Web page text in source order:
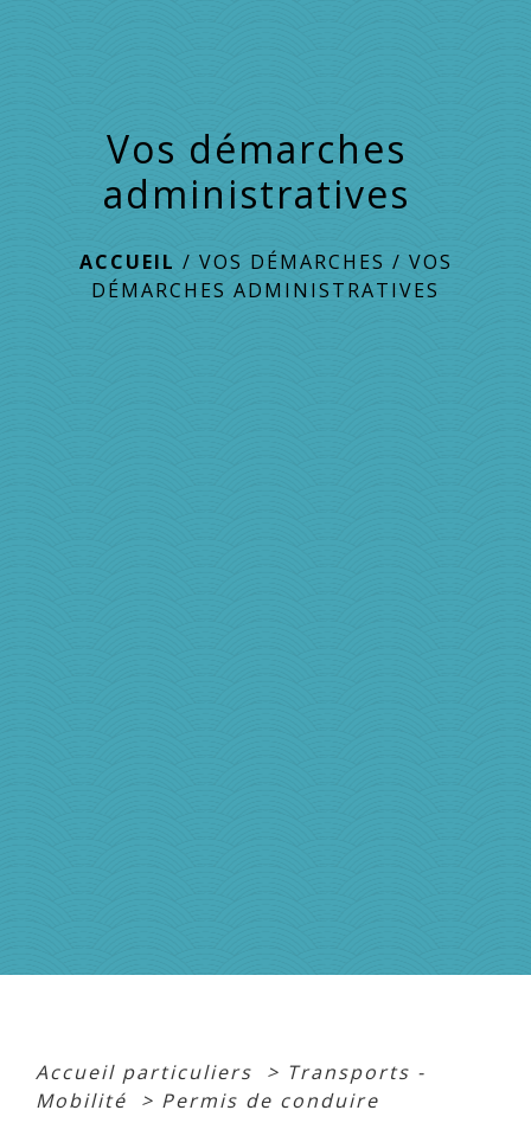
Vos démarches
administratives
ACCUEIL / VOS DÉMARCHES / VOS
DÉMARCHES ADMINISTRATIVES
Accueil particuliers > Transports -
Mobilité
> Permis de conduire